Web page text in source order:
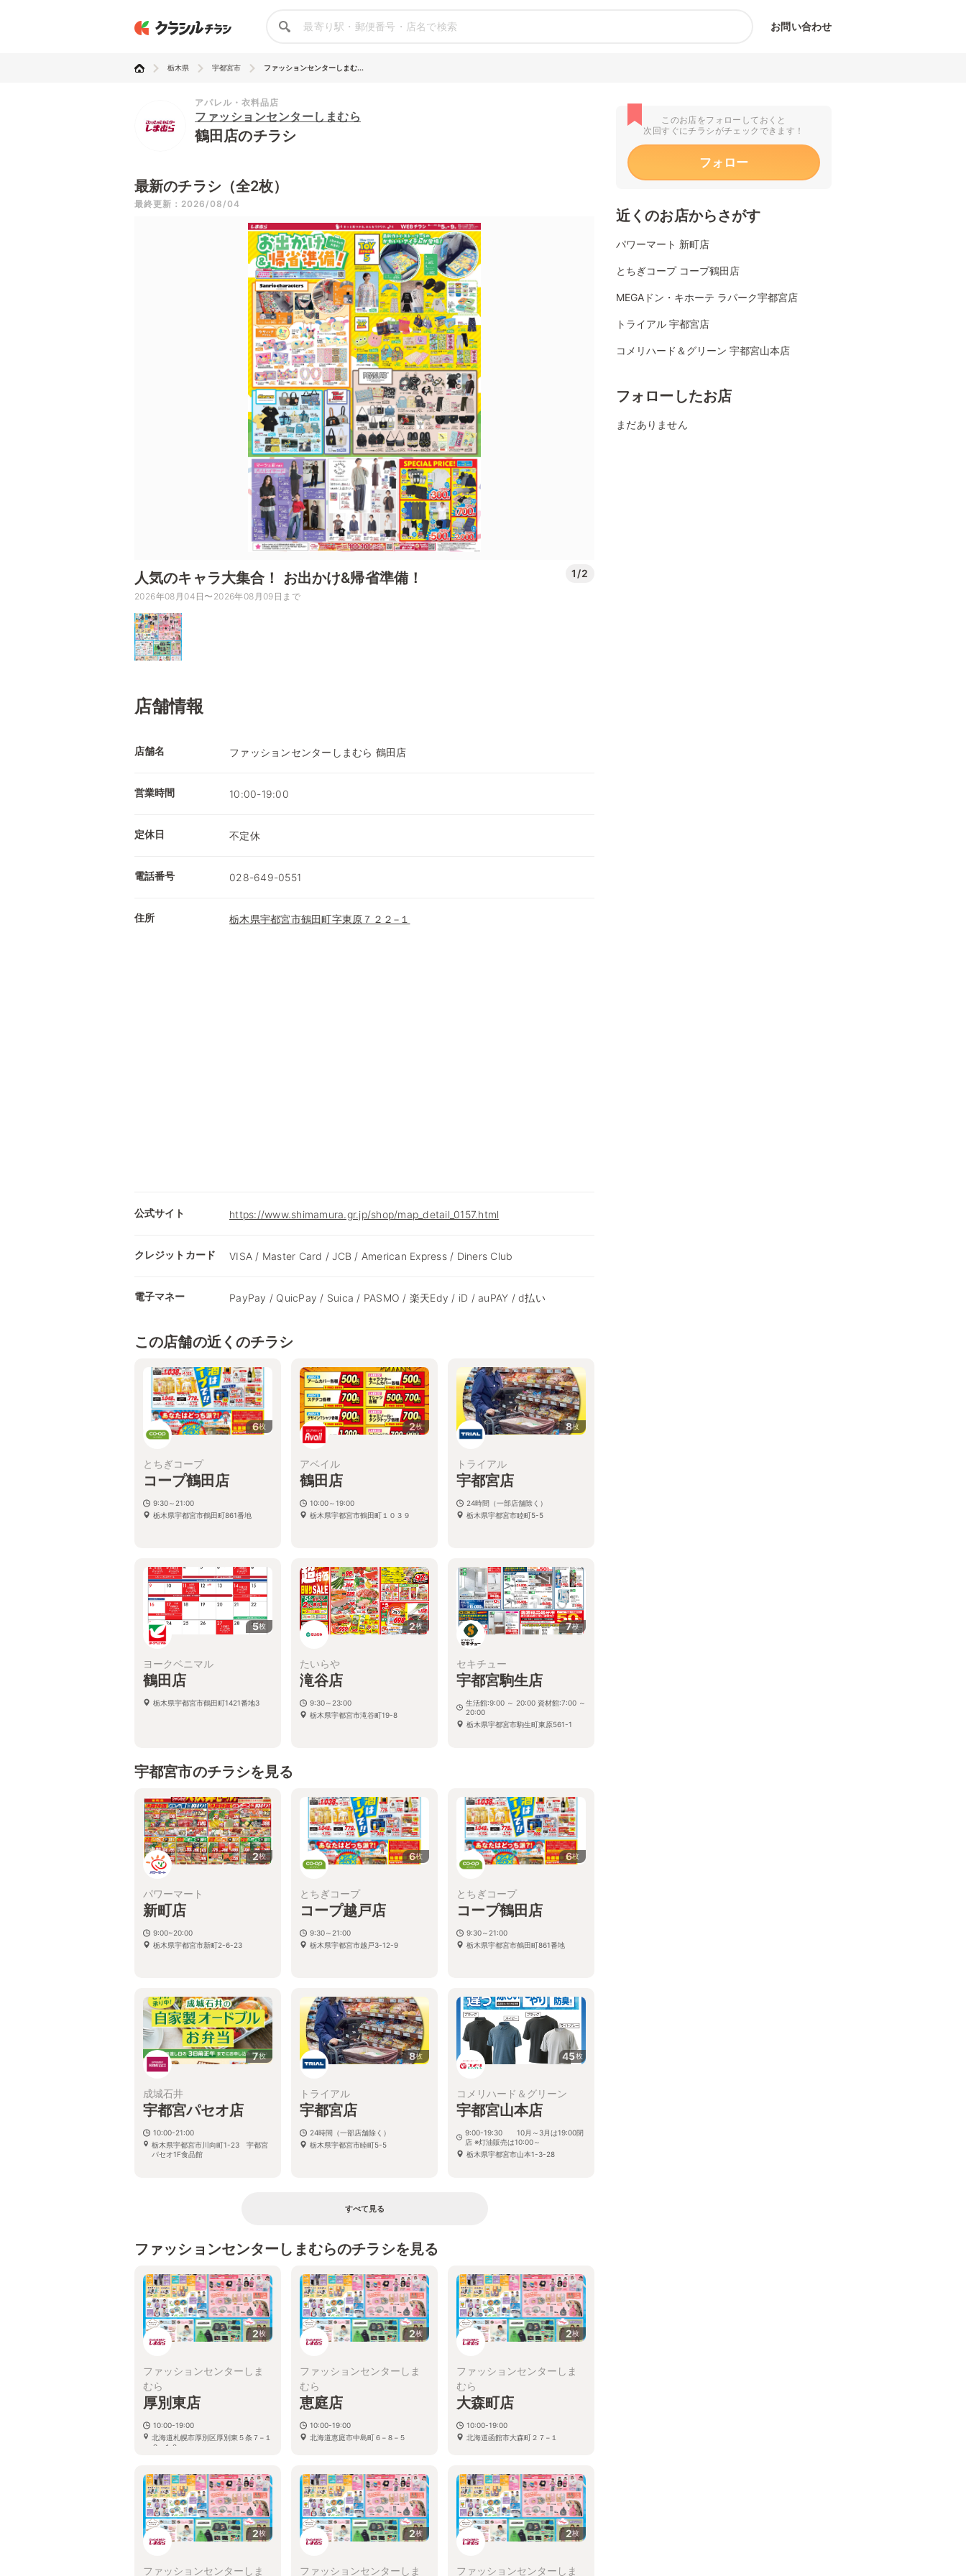
お問い合わせ
栃木県 宇都宮市 ファッションセンターしまむ...
アパレル・衣料品店
ファッションセンターしまむら
鶴田店のチラシ
最新のチラシ（全2枚）
最終更新：2026/08/04
人気のキャラ大集合！ お出かけ&帰省準備！ 1/2
2026年08月04日〜2026年08月09日まで
店舗情報
店舗名 ファッションセンターしまむら 鶴田店
営業時間 10:00-19:00
定休日 不定休
電話番号 028-649-0551
住所 栃木県宇都宮市鶴田町字東原７２２−１
公式サイト https://www.shimamura.gr.jp/shop/map_detail_0157.html
クレジットカード VISA / Master Card / JCB / American Express / Diners Club
電子マネー PayPay / QuicPay / Suica / PASMO / 楽天Edy / iD / auPAY / d払い
この店舗の近くのチラシ
6枚
とちぎコープ
コープ鶴田店
9:30～21:00
栃木県宇都宮市鶴田町861番地
2枚
アベイル
鶴田店
10:00～19:00
栃木県宇都宮市鶴田町１０３９
8枚
トライアル
宇都宮店
24時間（一部店舗除く）
栃木県宇都宮市睦町5-5
5枚
ヨークベニマル
鶴田店
栃木県宇都宮市鶴田町1421番地3
2枚
たいらや
滝谷店
9:30～23:00
栃木県宇都宮市滝谷町19-8
7枚
セキチュー
宇都宮駒生店
生活館:9:00 ～ 20:00 資材館:7:00 ～
20:00
栃木県宇都宮市駒生町東原561-1
宇都宮市のチラシを見る
2枚
パワーマート
新町店
9:00~20:00
栃木県宇都宮市新町2-6-23
6枚
とちぎコープ
コープ越戸店
9:30～21:00
栃木県宇都宮市越戸3-12-9
6枚
とちぎコープ
コープ鶴田店
9:30～21:00
栃木県宇都宮市鶴田町861番地
7枚
成城石井
宇都宮パセオ店
10:00-21:00
栃木県宇都宮市川向町1-23 宇都宮
パセオ1F食品館
8枚
トライアル
宇都宮店
24時間（一部店舗除く）
栃木県宇都宮市睦町5-5
45枚
コメリハード＆グリーン
宇都宮山本店
9:00-19:30 10月～3月は19:00閉
店 ※灯油販売は10:00～
栃木県宇都宮市山本1-3-28
すべて見る
ファッションセンターしまむらのチラシを見る
2枚
ファッションセンターしま
むら
厚別東店
10:00-19:00
北海道札幌市厚別区厚別東５条７−１
２−１０
2枚
ファッションセンターしま
むら
恵庭店
10:00-19:00
北海道恵庭市中島町６−８−５
2枚
ファッションセンターしま
むら
大森町店
10:00-19:00
北海道函館市大森町２７−１
2枚
ファッションセンターしま
2枚
ファッションセンターしま
2枚
ファッションセンターしま
このお店をフォローしておくと
次回すぐにチラシがチェックできます！
フォロー
近くのお店からさがす
パワーマート 新町店
とちぎコープ コープ鶴田店
MEGAドン・キホーテ ラパーク宇都宮店
トライアル 宇都宮店
コメリハード＆グリーン 宇都宮山本店
フォローしたお店
まだありません